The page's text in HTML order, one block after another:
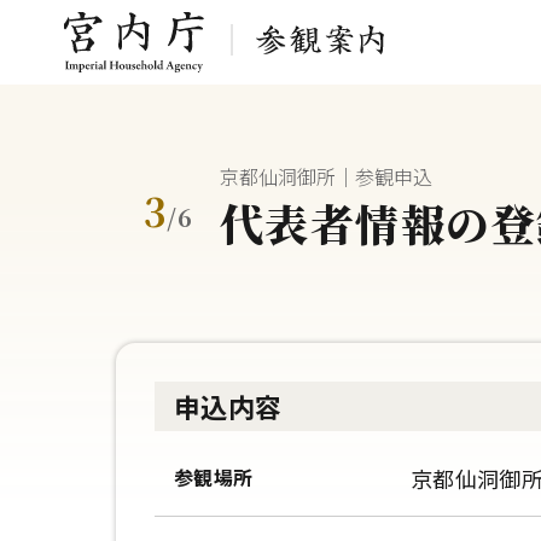
3/6
京都仙洞御所｜参観申込
代表者情報の
申込内容
参観場所 京都仙洞御